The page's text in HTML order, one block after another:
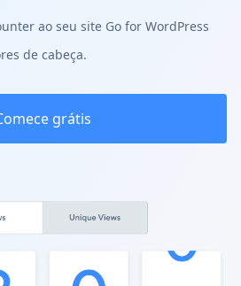
ao seu site Go for WordPress
de cabeça.
grátis